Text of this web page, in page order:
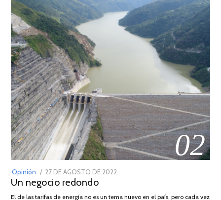
02
Opinión
POSTED
ON
27 DE AGOSTO DE 2022
Un negocio redondo
El de las tarifas de energía no es un tema nuevo en el país, pero cada vez